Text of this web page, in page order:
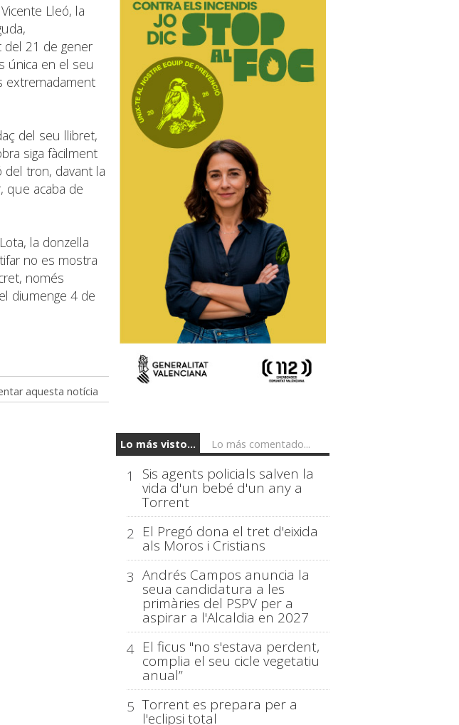
Lleó, la
del 21 de gener
única en el seu
extremadament
del seu llibret,
siga fàcilment
del tron, davant la
que acaba de
la donzella
no es mostra
només
diumenge 4 de
aquesta notícia
Lo más visto... Lo más comentado...
1 Sis agents policials salven la
vida d'un bebé d'un any a
Torrent
2 El Pregó dona el tret d'eixida
als Moros i Cristians
3 Andrés Campos anuncia la
seua candidatura a les
primàries del PSPV per a
aspirar a l'Alcaldia en 2027
4 El ficus "no s'estava perdent,
complia el seu cicle vegetatiu
anual”
5 Torrent es prepara per a
l'eclipsi total